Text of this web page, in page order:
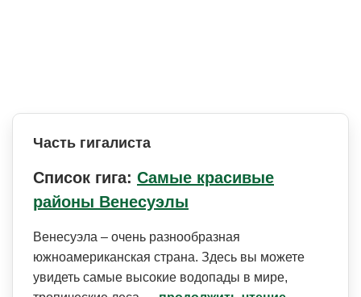
Часть гигалиста
Список гига: Самые красивые
районы Венесуэлы
Венесуэла – очень разнообразная
южноамериканская страна. Здесь вы можете
увидеть самые высокие водопады в мире,